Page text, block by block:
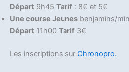
Départ 9h45 Tarif : 8€ et 5€
Une course Jeunes benjamins/
Départ 11h00 Tarif 3€
Les inscriptions sur Chronopro.